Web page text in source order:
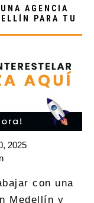
AGENCIA
PARA TU
2025
con una
Medellín y